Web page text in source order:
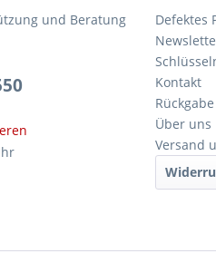
und Beratung
Defektes
Kontakt
Rückgabe
Über uns
Versand